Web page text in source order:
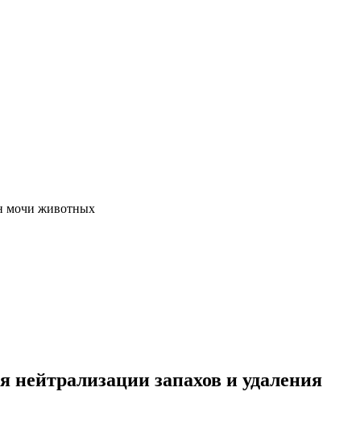
мочи животных
запахов и удаления